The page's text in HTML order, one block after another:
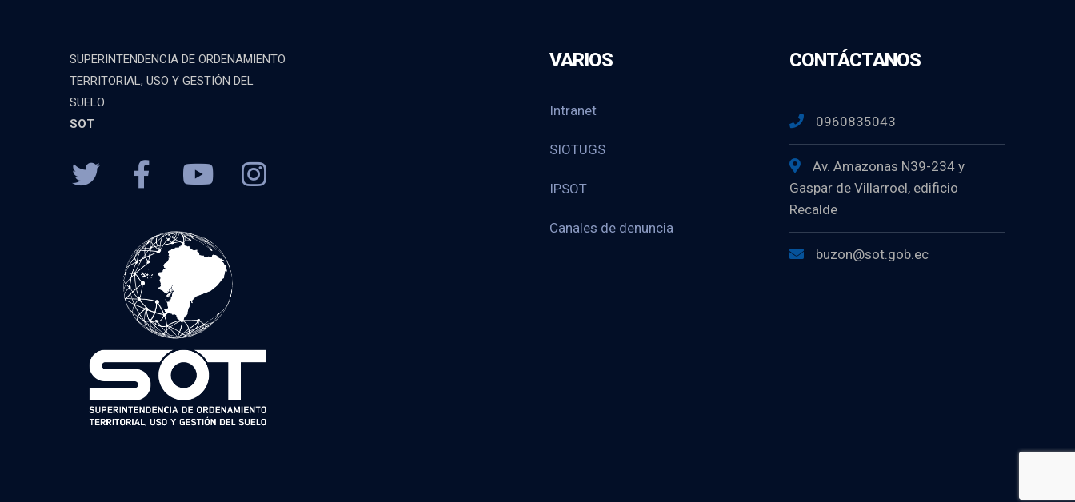
SUPERINTENDENCIA DE ORDENAMIENTO
TERRITORIAL, USO Y GESTIÓN DEL
SUELO
SOT
VARIOS
Intranet
SIOTUGS
IPSOT
Canales de denuncia
CONTÁCTANOS
0960835043
Av. Amazonas N39-234 y
Gaspar de Villarroel, edificio
Recalde
buzon@sot.gob.ec